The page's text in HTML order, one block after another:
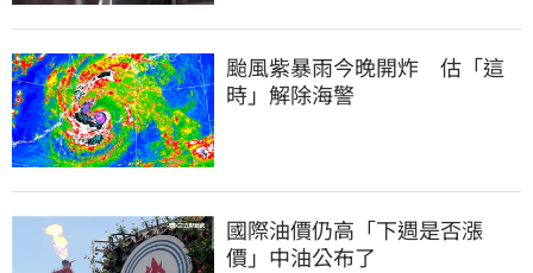
颱風紫暴雨今晚開炸　估「這
時」解除海警
國際油價仍高「下週是否漲
價」中油公布了